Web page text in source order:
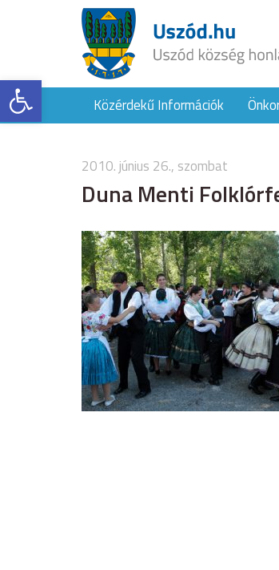
Eszköztár megnyitásaKözérdekű Információk
2010. június 26., szombat
Duna Menti